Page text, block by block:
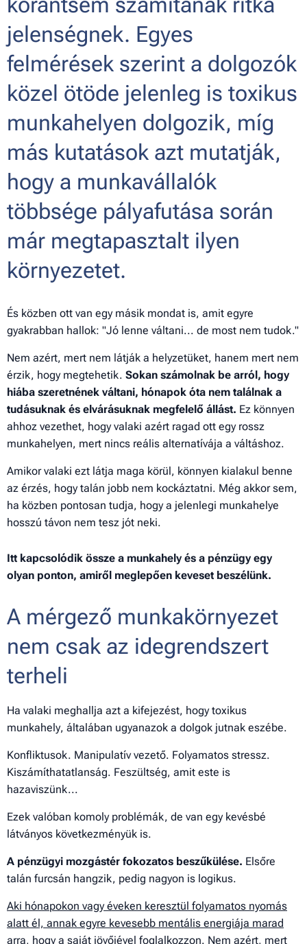
jelenségnek. Egyes
felmérések szerint a dolgozók
közel ötöde jelenleg is toxikus
munkahelyen dolgozik, míg
más kutatások azt mutatják,
hogy a munkavállalók
többsége pályafutása során
már megtapasztalt ilyen
környezetet.
És közben ott van egy másik mondat is, amit egyre
gyakrabban hallok: "Jó lenne váltani... de most nem tudok."
Nem azért, mert nem látják a helyzetüket, hanem mert nem
érzik, hogy megtehetik. Sokan számolnak be arról, hogy
hiába szeretnének váltani, hónapok óta nem találnak a
tudásuknak és elvárásuknak megfelelő állást. Ez könnyen
ahhoz vezethet, hogy valaki azért ragad ott egy rossz
munkahelyen, mert nincs reális alternatívája a váltáshoz.
Amikor valaki ezt látja maga körül, könnyen kialakul benne
az érzés, hogy talán jobb nem kockáztatni. Még akkor sem,
ha közben pontosan tudja, hogy a jelenlegi munkahelye
hosszú távon nem tesz jót neki.
Itt kapcsolódik össze a munkahely és a pénzügy egy
olyan ponton, amiről meglepően keveset beszélünk.
A mérgező munkakörnyezet
nem csak az idegrendszert
terheli
Ha valaki meghallja azt a kifejezést, hogytoxikus
munkahely, általában ugyanazok a dolgok jutnak eszébe.
Konfliktusok. Manipulatív vezető. Folyamatos stressz.
Kiszámíthatatlanság. Feszültség, amit este is
hazaviszünk...
Ezek valóban komoly problémák, de van egy kevésbé
látványos következményük is.
A pénzügyi mozgástér fokozatos beszűkülése. Elsőre
talán furcsán hangzik, pedig nagyon is logikus.
Aki hónapokon vagy éveken keresztül folyamatos nyomás
alatt él, annak egyre kevesebb mentális energiája marad
arra, hogy a saját jövőjével foglalkozzon. Nem azért, mert